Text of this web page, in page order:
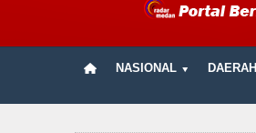
NASIONAL DAERAH